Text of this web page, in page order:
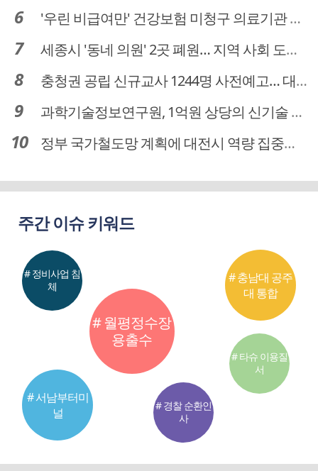
'우린 비급여만' 건강보험 미청구 의료기관 대전 65곳 충남 31곳
세종시 '동네 의원' 2곳 폐원… 지역 사회 도마 위
충청권 공립 신규교사 1244명 사전예고… 대전 초등 34명서 4명으로
과학기술정보연구원, 1억원 상당의 신기술 기업 이전 완료
정부 국가철도망 계획에 대전시 역량 집중해야
주간 이슈 키워드
# 월평정수장
용출수
# 서남부터미
널
# 충남대 공주
대 통합
# 정비사업 침
체
# 경찰 순환인
사
# 타슈 이용질
서